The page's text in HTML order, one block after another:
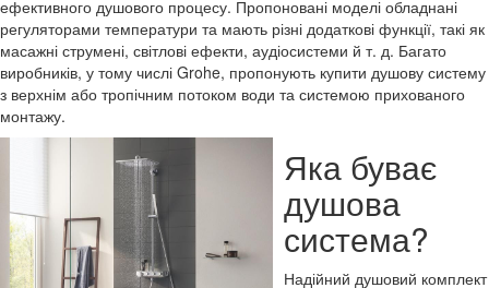
ефективного душового процесу. Пропоновані моделі обладнані
регуляторами температури та мають різні додаткові функції, такі як
масажні струмені, світлові ефекти, аудіосистеми й т. д. Багато
виробників, у тому числі Grohe, пропонують купити душову систему
з верхнім або тропічним потоком води та системою прихованого
монтажу.
Яка буває
душова
система?
Надійний душовий комплект